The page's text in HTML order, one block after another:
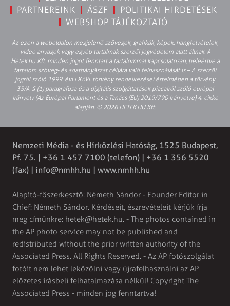
PARTNEREINK
ÁSZF
POLITIKAI HIRDETÉSEK
WEBSHOP TÁJÉKOZTATÓ
Az ezen a weboldalon megjelenő szövegek, grafikák, képek, hangfelvételek,
video anyagok vagy egyéb tartalmak szerzői jogvédelem alatt állnak. A
Hetek.hu Kft. minden jogot fenntart a tartalommal kapcsolatosan, beleértve a
tartalom szöveg- és adatbányászat céljára való felhasználását is – A szerzői
jogról szóló 1999. évi LXXVI. törvény rendelkezései értelmében a törvény
35/A. § (1) paragrafusa és a digitális szolgáltatások piacairól szóló európai
irányelv (Az Európai Parlament és a Tanács (EU) 2019/790 Irányelve) 4. cikke
alapján. © 2026 HETEK.HU Kft.
Nemzeti Média - és Hírközlési Hatóság, 1525 Budapest,
Pf. 75. | +36 1 457 7100 (telefon) | +36 1 356 5520
(fax) | info@nmhh.hu | www.nmhh.hu
Alapító-főszerkesztő: Németh Sándor - Founder Editor in
Chief: Németh Sándor. Kérdéseit, észrevételeit kérjük írja
meg címünkre: hetek@hetek.hu. - The photos contained in
the AP photo service may not be published and
redistributed without the prior written authority of the
Associated Press. All Rights Reserved. - Az AP fotószolgálat
fotóit nem lehet leközölni vagy újrafelhasználni az AP
előzetes írásbeli felhatalmazása nélkül! Copyright The
Associated Press - minden jog fenntartva!